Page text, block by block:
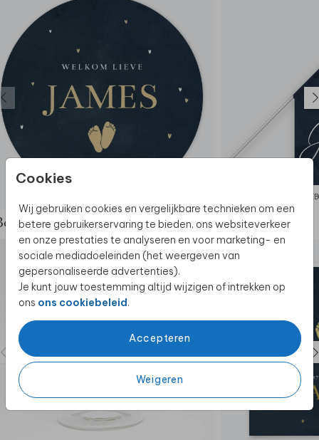
Cookies
Wij gebruiken cookies en vergelijkbare technieken om een
betere gebruikerservaring te bieden, ons websiteverkeer
en onze prestaties te analyseren en voor marketing- en
sociale mediadoeleinden (het weergeven van
gepersonaliseerde advertenties).
Je kunt jouw toestemming altijd wijzigen of intrekken op
ons ons cookiebeleid.
Accepteren
Weigeren
de complete set